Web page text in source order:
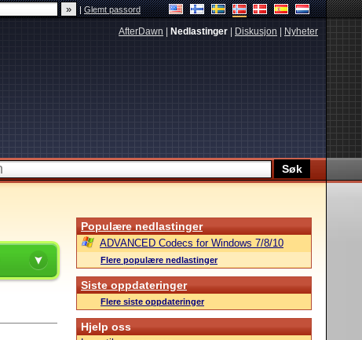
|Glemt passord
AfterDawn Nedlastinger Diskusjon Nyheter
Populære nedlastinger
ADVANCED Codecs for Windows 7/8/10
Flere populære nedlastinger
Siste oppdateringer
Flere siste oppdateringer
Hjelp oss